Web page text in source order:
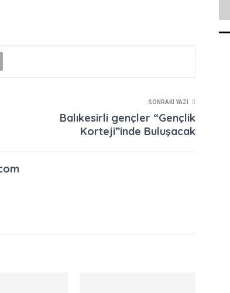
SONRAKI YAZI
Balıkesirli gençler “Gençlik
Korteji”inde Buluşacak